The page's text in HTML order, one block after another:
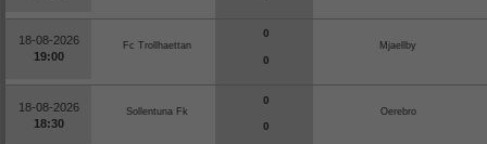
18-08-2026
19:00
Fc Trollhaettan
0
0
Mjaellby
18-08-2026
18:30
Sollentuna Fk
0
0
Oerebro